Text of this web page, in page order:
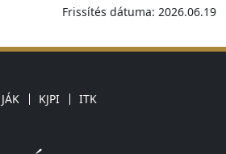
Frissítés dátuma: 2026.06.19
JÁK KJPI ITK